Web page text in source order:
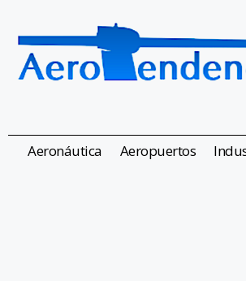
Aeronáutica Aeropuertos